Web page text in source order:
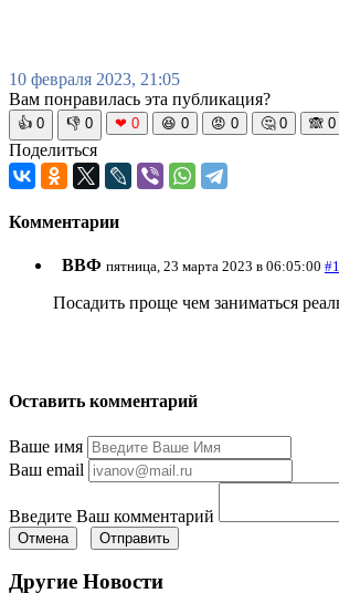
10 февраля 2023, 21:05
Вам понравилась эта публикация?
👍 0 👎 0 ❤ 0 😆 0 😡 0 🤔 0 🙈 0
Поделиться
Комментарии
ВВФ пятница, 23 марта 2023 в 06:05:00
Посадить проще чем заниматься
Оставить комментарий
Ваше имя
Ваш email
Введите Ваш комментарий
Отмена Отправить
Другие Новости